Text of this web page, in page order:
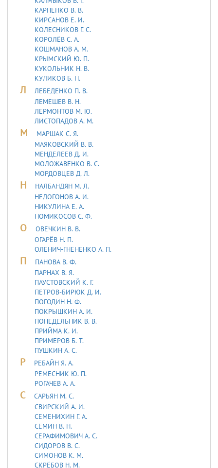
КАРПЕНКО В. В.
КИРСАНОВ Е. И.
КОЛЕСНИКОВ Г. С.
КОРОЛЁВ С. А.
КОШМАНОВ А. М.
КРЫМСКИЙ Ю. П.
КУКОЛЬНИК H. В.
КУЛИКОВ Б. Н.
Л
ЛЕБЕДЕHКО П. В.
ЛЕМЕШЕВ В. Н.
ЛЕРМОHТОВ М. Ю.
ЛИСТОПАДОВ А. М.
М
МАРШАК С. Я.
МАЯКОВСКИЙ В. В.
МЕНДЕЛЕЕВ Д. И.
МОЛОЖАВEHКО В. С.
МОРДОВЦЕВ Д. Л.
Н
НАЛБАНДЯН М. Л.
НЕДОГОНОВ А. И.
НИКУЛИНА Е. А.
НОМИКОСОВ С. Ф.
О
ОВЕЧКИН В. В.
ОГАРЁВ Н. П.
ОЛЕНИЧ-ГНЕНЕНКО А. П.
П
ПАНОВА В. Ф.
ПАРНАХ В. Я.
ПАУСТОВСКИЙ К. Г.
ПЕТРОВ-БИРЮК Д. И.
ПОГОДИН Н. Ф.
ПОКРЫШКИН А. И.
ПОНЕДЕЛЬНИК В. В.
ПРИЙМА К. И.
ПРИМЕРОВ Б. Т.
ПУШКИН А. С.
Р
РЕБАЙН Я. А.
РЕМЕСНИК Ю. П.
РОГАЧЕВ А. А.
С
САРЬЯH М. С.
СВИРСКИЙ А. И.
СЕМЕНИХИН Г. А.
СЁМИН В. Н.
СЕРАФИМОВИЧ А. С.
СИДОРОВ В. С.
СИМОНОВ К. М.
СКРЁБОВ Н. М.